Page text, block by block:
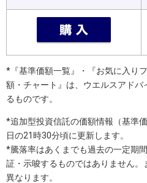
*『基準価額一覧』・『お気に入り
額・チャート』は、ウエルスアドバ
るものです。
*追加型投資信託の価額情報（基準
日の21時30分頃に更新します。
*騰落率はあくまでも過去の一定期
証・示唆するものではありません
異なります。